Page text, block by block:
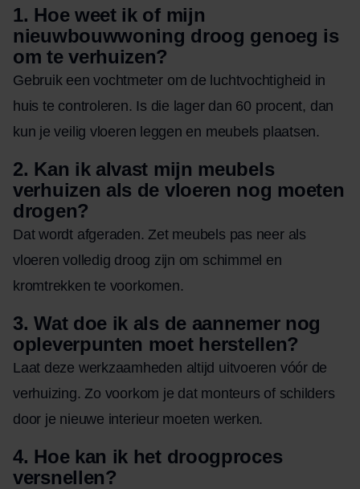
1. Hoe weet ik of mijn
nieuwbouwwoning droog genoeg is
om te verhuizen?
Gebruik een vochtmeter om de luchtvochtigheid in
huis te controleren. Is die lager dan 60 procent, dan
kun je veilig vloeren leggen en meubels plaatsen.
2. Kan ik alvast mijn meubels
verhuizen als de vloeren nog moeten
drogen?
Dat wordt afgeraden. Zet meubels pas neer als
vloeren volledig droog zijn om schimmel en
kromtrekken te voorkomen.
3. Wat doe ik als de aannemer nog
opleverpunten moet herstellen?
Laat deze werkzaamheden altijd uitvoeren vóór de
verhuizing. Zo voorkom je dat monteurs of schilders
door je nieuwe interieur moeten werken.
4. Hoe kan ik het droogproces
versnellen?